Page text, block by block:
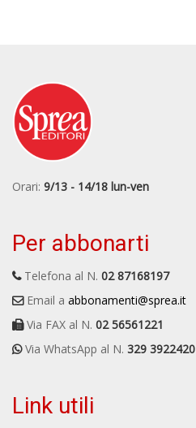
Orari: 9/13 - 14/18 lun-ven
Per abbonarti
Telefona al N. 02 87168197
Email a abbonamenti@sprea.it
Via FAX al N. 02 56561221
Via WhatsApp al N. 329 3922420
Link utili